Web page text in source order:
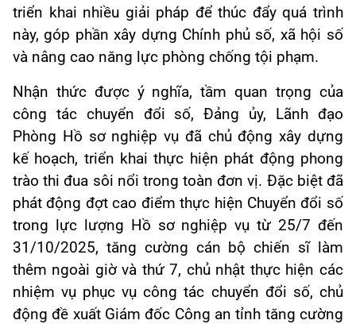
triển khai nhiều giải pháp để thúc đẩy quá trình
này, góp phần xây dựng Chính phủ số, xã hội số
và nâng cao năng lực phòng chống tội phạm.
Nhận thức được ý nghĩa, tầm quan trọng của
công tác chuyển đổi số, Đảng ủy, Lãnh đạo
Phòng Hồ sơ nghiệp vụ đã chủ động xây dựng
kế hoạch, triển khai thực hiện phát động phong
trào thi đua sôi nổi trong toàn đơn vị. Đặc biệt đã
phát động đợt cao điểm thực hiện Chuyển đổi số
trong lực lượng Hồ sơ nghiệp vụ từ 25/7 đến
31/10/2025, tăng cường cán bộ chiến sĩ làm
thêm ngoài giờ và thứ 7, chủ nhật thực hiện các
nhiệm vụ phục vụ công tác chuyển đổi số, chủ
động đề xuất Giám đốc Công an tỉnh tăng cường